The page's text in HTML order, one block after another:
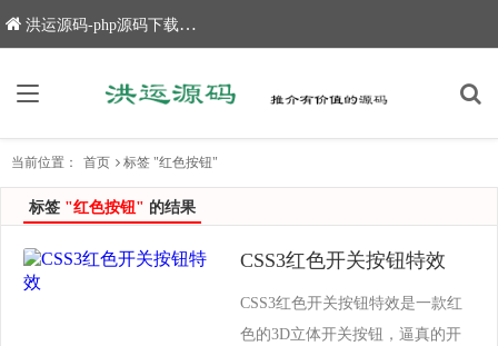
洪运源码-php源码下载,网站源码,网站源码下载
当前位置： 首页 标签 "红色按钮"
标签 "红色按钮" 的结果
CSS3红色开关按钮特效
CSS3红色开关按钮特效是一款红
色的3D立体开关按钮，逼真的开